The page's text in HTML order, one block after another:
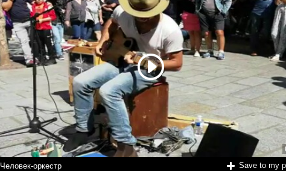
Человек-оркестр Save to my